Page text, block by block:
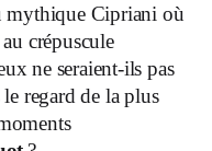
mythique Cipriani où
crépuscule
ne seraient-ils pas
le regard de la plus